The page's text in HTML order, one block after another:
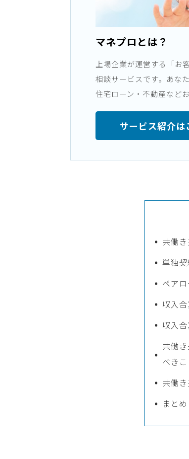
マネプロとは？
上場企業が運営する「お
相談サービスです。あな
住宅ローン・不動産など
サービス紹介は
共働
単独
ペア
収入
収入
共働
べきこ
共働
まとめ